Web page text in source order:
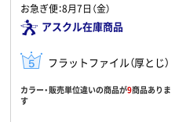
お急ぎ便：8月7日（金）
アスクル在庫商品
フラットファイル（厚とじ）
カラー・販売単位違いの商品が9商品ありま
す